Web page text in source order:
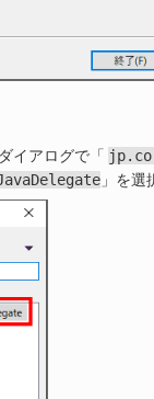
イアログで「
」を